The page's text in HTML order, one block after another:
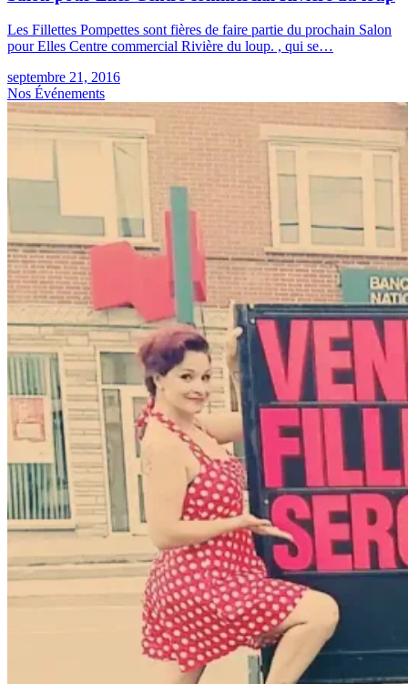
Les Fillettes Pompettes sont fières de faire partie du prochain Salon
pour Elles Centre commercial Rivière du loup. , qui se…
septembre 21, 2016
Nos Événements